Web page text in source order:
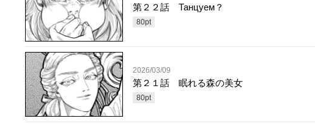
第２２話 Танцуем？
80pt
2026/03/09
第２１話 眠れる森の美女
80pt